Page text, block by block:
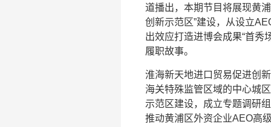
道播出，本期节目将展现黄
创新示范区”建设，从设立
出效应打造进博会成果“首秀
履职故事。
淮海新天地进口贸易促进创
海关特殊监管区域的中心城
示范区建设，成立专题调研
推动黄浦区外资企业AEO高